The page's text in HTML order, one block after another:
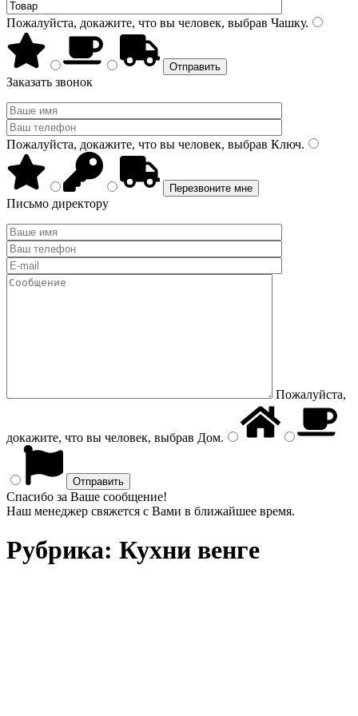
Пожалуйста, докажите, что вы человек, выбрав Чашку.
Заказать звонок
Пожалуйста, докажите, что вы человек, выбрав Ключ.
Письмо директору
Пожалуйста,
докажите, что вы человек, выбрав Дом.
Спасибо за Ваше сообщение!
Наш менеджер свяжется с Вами в ближайшее время.
Рубрика: Кухни венге